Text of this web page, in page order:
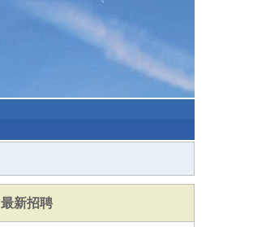
最新招聘